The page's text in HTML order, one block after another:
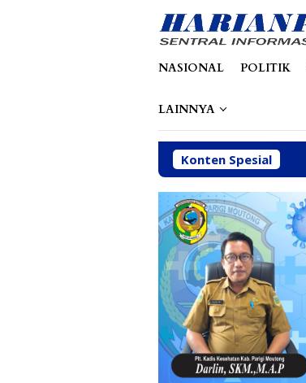
NASIONAL POLITIK
LAINNYA
Konten Spesial